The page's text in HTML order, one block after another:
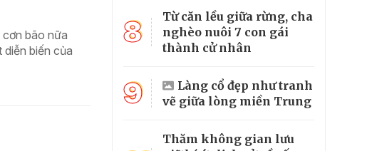
bão nữa
biến của
8
Từ căn lều giữa rừng, cha
nghèo nuôi 7 con gái
thành cử nhân
9
Làng cổ đẹp như tranh
vẽ giữa lòng miền Trung
Thăm không gian lưu